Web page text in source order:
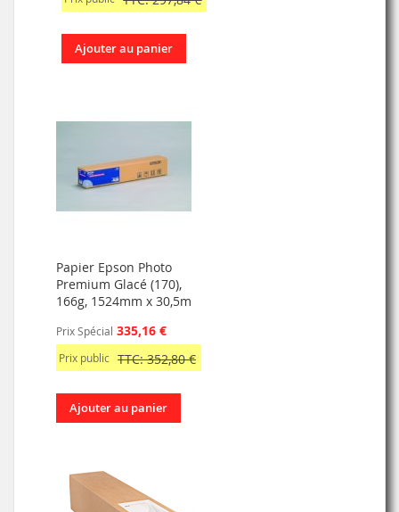
Ajouter au panier
Papier Epson Photo
Premium Glacé (170),
166g, 1524mm x 30,5m
Prix Spécial 335,16 €
Prix public TTC: 352,80 €
Ajouter au panier